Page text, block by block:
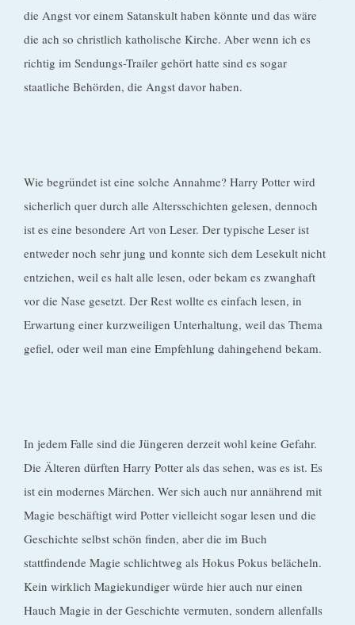
die Angst vor einem Satanskult haben könnte und das wäre
die ach so christlich katholische Kirche. Aber wenn ich es
richtig im Sendungs-Trailer gehört hatte sind es sogar
staatliche Behörden, die Angst davor haben.
Wie begründet ist eine solche Annahme? Harry Potter wird
sicherlich quer durch alle Altersschichten gelesen, dennoch
ist es eine besondere Art von Leser. Der typische Leser ist
entweder noch sehr jung und konnte sich dem Lesekult nicht
entziehen, weil es halt alle lesen, oder bekam es zwanghaft
vor die Nase gesetzt. Der Rest wollte es einfach lesen, in
Erwartung einer kurzweiligen Unterhaltung, weil das Thema
gefiel, oder weil man eine Empfehlung dahingehend bekam.
In jedem Falle sind die Jüngeren derzeit wohl keine Gefahr.
Die Älteren dürften Harry Potter als das sehen, was es ist. Es
ist ein modernes Märchen. Wer sich auch nur annährend mit
Magie beschäftigt wird Potter vielleicht sogar lesen und die
Geschichte selbst schön finden, aber die im Buch
stattfindende Magie schlichtweg als Hokus Pokus belächeln.
Kein wirklich Magiekundiger würde hier auch nur einen
Hauch Magie in der Geschichte vermuten, sondern allenfalls